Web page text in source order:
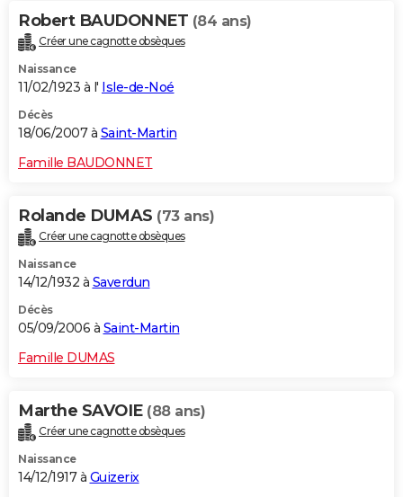
Robert BAUDONNET (84 ans)
Créer une cagnotte obsèques
Naissance
11/02/1923 à l' Isle-de-Noé
Décès
18/06/2007 à Saint-Martin
Famille BAUDONNET
Rolande DUMAS (73 ans)
Créer une cagnotte obsèques
Naissance
14/12/1932 à Saverdun
Décès
05/09/2006 à Saint-Martin
Famille DUMAS
Marthe SAVOIE (88 ans)
Créer une cagnotte obsèques
Naissance
14/12/1917 à Guizerix